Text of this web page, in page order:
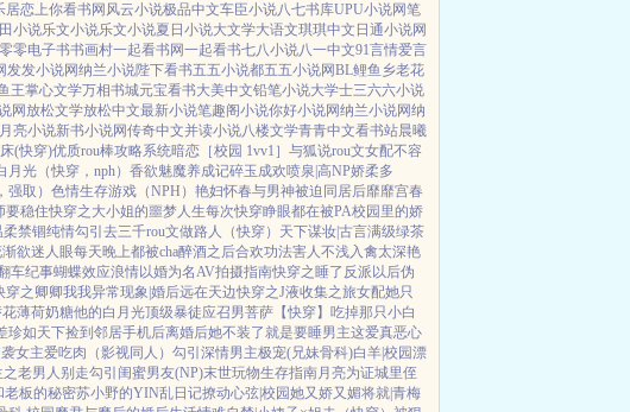
居恋上你看书网 风云小说极品中文车臣小说八七书库UPU小说网笔
小说乐文小说乐文小说夏日小说大文学大语文琪琪中文 日通小说网
零零电子书书画村一起看书网一起看书七八小说八一中文91言情爱言
发发小说网纳兰小说陛下看书五五小说都五五小说网BL鲤鱼乡老花
王掌心文学万相书城元宝看书大美中文铅笔小说大学士三六六小说
网放松文学放松中文最新小说笔趣阁小说你好小说网纳兰小说网纳
月亮小说新书小说网传奇中文并读小说八楼文学青青中文看书站晨曦
(快穿)优质rou棒攻略系统暗恋［校园 1vv1］ 与狐说rou文女配不容
月光（快穿，nph） 香欲魅魔养成记碎玉成欢喷泉|高NP娇柔多
取） 色情生存游戏（NPH） 艳妇怀春与男神被迫同居后靡靡宫春
要稳住快穿之大小姐的噩梦人生每次快穿睁眼都在被PA校园里的娇
柔禁锢纯情勾引 去三千rou文做路人（快穿） 天下谋妆|古言满级绿茶
欲迷人眼每天晚上都被cha醉酒之后合欢功法害人不浅入禽太深艳
车纪事蝴蝶效应浪情以婚为名AV拍摄指南快穿之睡了反派以后伪
穿之卿卿我我异常现象|婚后远在天边快穿之J液收集之旅女配她只
薄荷奶糖他的白月光顶级暴徒应召男菩萨 【快穿】吃掉那只小白
珍如天下捡到邻居手机后离婚后她不装了就是要睡男主这爱真恶心
女主爱吃肉 （影视同人）勾引深情男主极宠(兄妹骨科)白羊|校园漂
之老男人别走勾引闺蜜男友(NP)末世玩物生存指南月亮为证城里侄
老板的秘密苏小野的YIN乱日记撩动心弦|校园她又娇又媚将就|青梅